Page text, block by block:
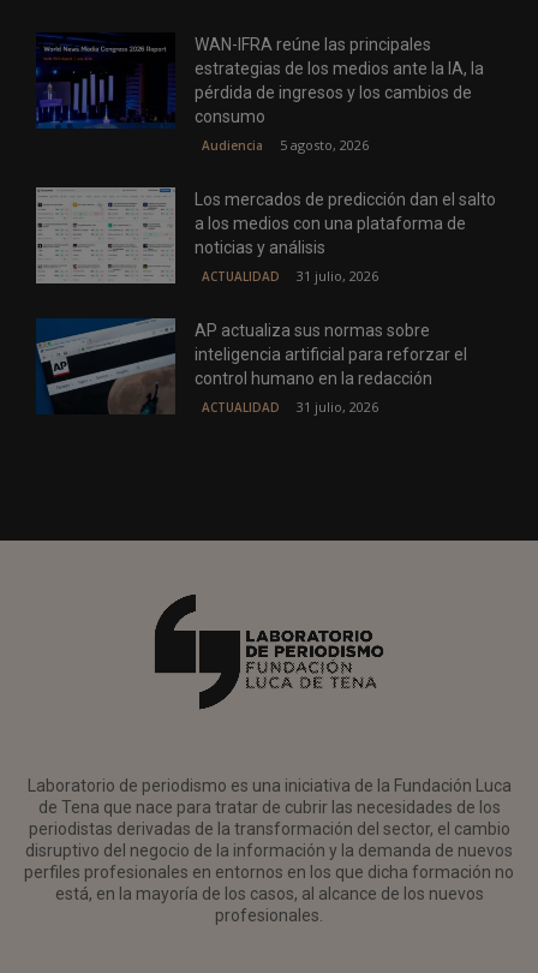
WAN-IFRA reúne las principales
estrategias de los medios ante la IA, la
pérdida de ingresos y los cambios de
consumo
Audiencia 5 agosto, 2026
Los mercados de predicción dan el salto
a los medios con una plataforma de
noticias y análisis
ACTUALIDAD 31 julio, 2026
AP actualiza sus normas sobre
inteligencia artificial para reforzar el
control humano en la redacción
ACTUALIDAD 31 julio, 2026
Laboratorio de periodismo es una iniciativa de la Fundación Luca
de Tena que nace para tratar de cubrir las necesidades de los
periodistas derivadas de la transformación del sector, el cambio
disruptivo del negocio de la información y la demanda de nuevos
perfiles profesionales en entornos en los que dicha formación no
está, en la mayoría de los casos, al alcance de los nuevos
profesionales.